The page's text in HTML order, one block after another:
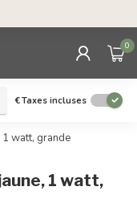
0
€Taxes incluses
watt, grande
1 watt,